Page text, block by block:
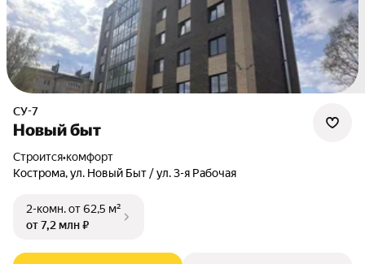
СУ-7
Новый быт
Строится•комфорт
Кострома, ул. Новый Быт / ул. 3-я Рабочая
2-комн.от 62,5 м²
от 7,2 млн ₽